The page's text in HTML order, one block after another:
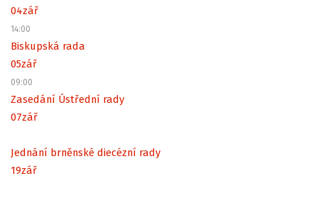
04zář
14:00
Biskupská rada
05zář
09:00
Zasedání Ústřední rady
07zář
Jednání brněnské diecézní rady
19zář